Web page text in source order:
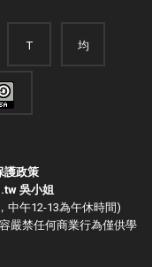
T 均
護政策
吳小姐
中午12-13為午休時間)
嚴禁任何商業行為僅供學